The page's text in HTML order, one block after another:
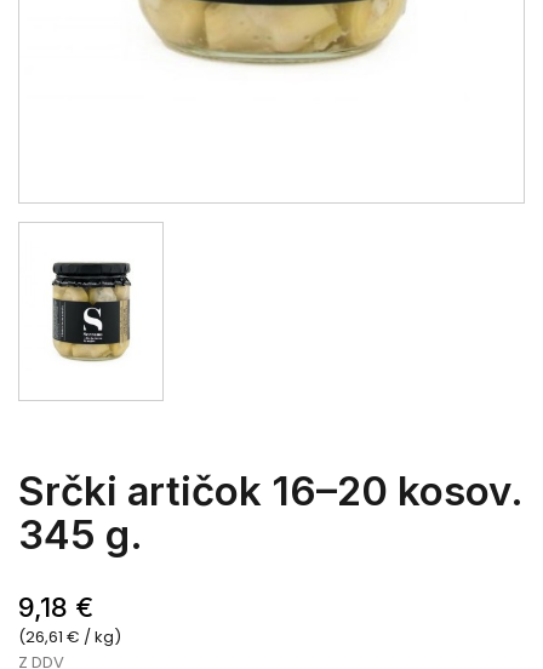
Srčki artičok 16–20 kosov.
345 g.
9,18 €
(26,61 € / kg)
Z DDV